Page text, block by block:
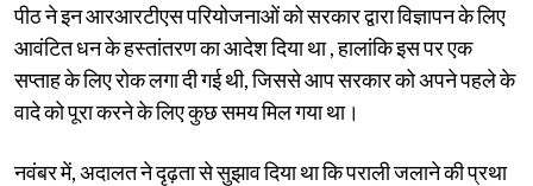
पीठ ने इन आरआरटीएस परियोजनाओं को सरकार द्वारा विज्ञापन के लिए
आवंटित धन के हस्तांतरण का आदेश दिया था , हालांकि इस पर एक
सप्ताह के लिए रोक लगा दी गई थी, जिससे आप सरकार को अपने पहले के
वादे को पूरा करने के लिए कुछ समय मिल गया था।
नवंबर में, अदालत ने दृढ़ता से सुझाव दिया था कि पराली जलाने की प्रथा